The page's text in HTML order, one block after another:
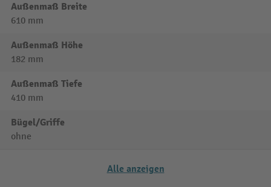
Außenmaß Breite
610 mm
Außenmaß Höhe
182 mm
Außenmaß Tiefe
410 mm
Bügel/Griffe
ohne
Alle anzeigen